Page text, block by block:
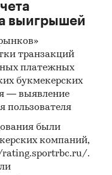
школ
до 2030 г.
органов
РФ
выигрышей
транзакций
платежных
букмекерских
— выявление
пользователя
были
компаний,
rating.sportrbc.ru/.